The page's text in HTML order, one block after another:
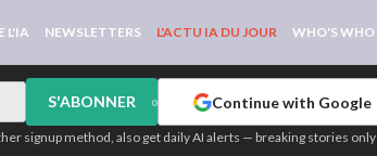
L'IA NEWSLETTERS L'ACTU IA DU JOUR WHO'S WHO
S'ABONNER or Continue with Google
signup method, also get daily AI alerts — breaking stories only